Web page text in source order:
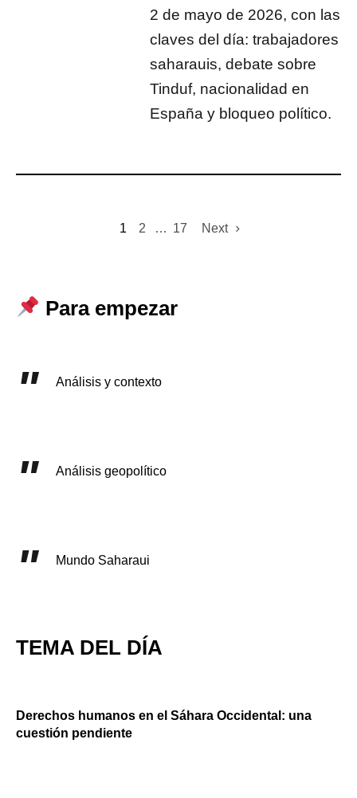
2 de mayo de 2026, con las
claves del día: trabajadores
saharauis, debate sobre
Tinduf, nacionalidad en
España y bloqueo político.
1 2 … 17 Next
Para empezar
Análisis y contexto
Análisis geopolítico
Mundo Saharaui
TEMA DEL DÍA
Derechos humanos en el Sáhara Occidental: una
cuestión pendiente